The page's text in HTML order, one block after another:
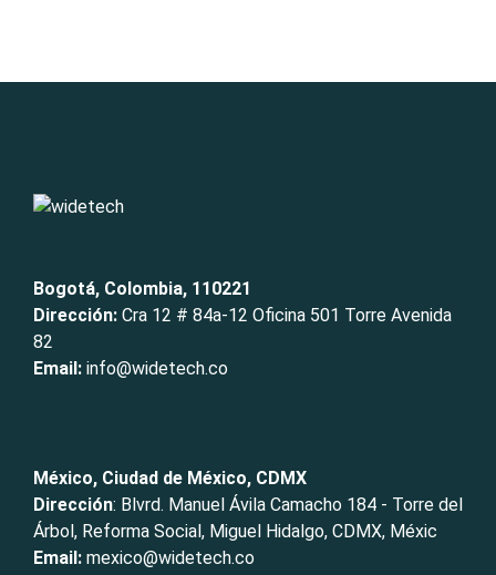
Bogotá, Colombia, 110221
Dirección: Cra 12 # 84a-12 Oficina 501 Torre Avenida
82
Email: info@widetech.co
México, Ciudad de México, CDMX
Dirección: Blvrd. Manuel Ávila Camacho 184 - Torre del
Árbol, Reforma Social, Miguel Hidalgo, CDMX, Méxic
Email: mexico@widetech.co